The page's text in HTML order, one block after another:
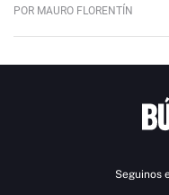
POR MAURO FLORENTÍN
Seguinos